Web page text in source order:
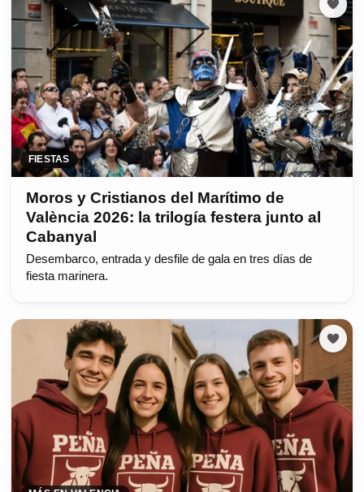
FIESTAS
Moros y Cristianos del Marítimo de
València 2026: la trilogía festera junto al
Cabanyal
Desembarco, entrada y desfile de gala en tres días de
fiesta marinera.